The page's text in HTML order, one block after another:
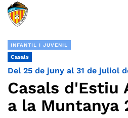
INFANTIL I JUVENIL
Casals
Del 25 de juny al 31 de juliol
Casals d'Estiu
a la Muntanya